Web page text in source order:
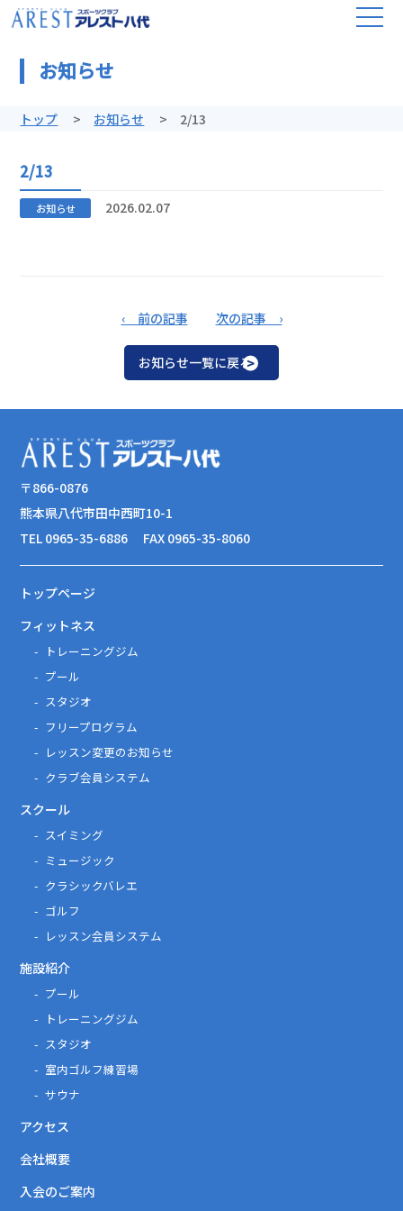
お知らせ
トップ お知らせ 2/13
2/13
お知らせ 2026.02.07
‹ 前の記事 次の記事 ›
お知らせ一覧に戻る
〒866-0876
熊本県八代市田中西町10-1
TEL 0965-35-6886
FAX 0965-35-8060
トップページ
フィットネス
トレーニングジム
プール
スタジオ
フリープログラム
レッスン変更のお知らせ
クラブ会員システム
スクール
スイミング
ミュージック
クラシックバレエ
ゴルフ
レッスン会員システム
施設紹介
プール
トレーニングジム
スタジオ
室内ゴルフ練習場
サウナ
アクセス
会社概要
入会のご案内